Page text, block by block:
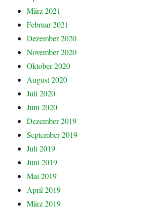
März 2021
Februar 2021
Dezember 2020
November 2020
Oktober 2020
August 2020
Juli 2020
Juni 2020
Dezember 2019
September 2019
Juli 2019
Juni 2019
Mai 2019
April 2019
März 2019